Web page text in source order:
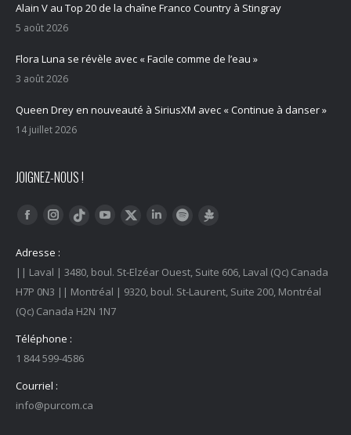
Alain V au Top 20 de la chaîne Franco Country à Stingray
5 août 2026
Flora Luna se révèle avec « Facile comme de l’eau »
3 août 2026
Queen Drey en nouveauté à SiriusXM avec « Continue à danser »
14 juillet 2026
JOIGNEZ-NOUS !
Trouvez nous sur :
FacebookInstagram
Tiktok YouTubeTwitter LinkedInSpotify
Adresse :
|| Laval | 3480, boul. St-Elzéar Ouest, Suite 606, Laval (Qc) Canada
H7P 0N3 || Montréal | 9320, boul. St-Laurent, Suite 200, Montréal
(Qc) Canada H2N 1N7
Téléphone :
1 844 599-4586
Courriel :
info@purcom.ca